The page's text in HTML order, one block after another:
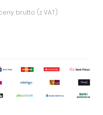
brutto (z VAT).